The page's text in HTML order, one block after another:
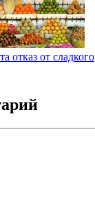
отказ от сладкого